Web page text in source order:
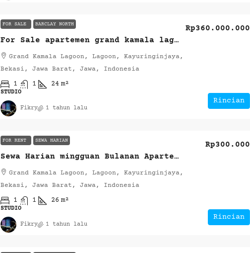
FOR SALE BARCLAY NORTH
For Sale apartemen grand kamala lagoon type studio
Rp360.000.000
Grand Kamala Lagoon, Lagoon, Kayuringinjaya,
Bekasi, Jawa Barat, Jawa, Indonesia
1 1 24 m²
STUDIO
Rincian
Fikry 1 tahun lalu
FOR RENT SEWA HARIAN
Sewa Harian mingguan Bulanan Apartemen Grand Kamala Lagoon
Rp300.000
Grand Kamala Lagoon, Lagoon, Kayuringinjaya,
Bekasi, Jawa Barat, Jawa, Indonesia
1 1 26 m²
STUDIO
Rincian
Fikry 1 tahun lalu